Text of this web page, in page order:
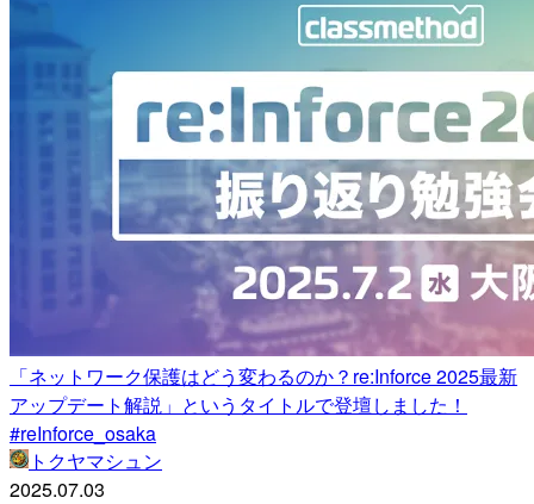
「ネットワーク保護はどう変わるのか？re:Inforce 2025最新
アップデート解説」というタイトルで登壇しました！
#reInforce_osaka
トクヤマシュン
2025.07.03